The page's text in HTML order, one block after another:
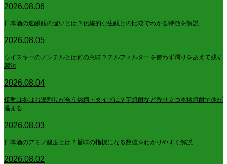
2026.08.06
日本酒の速醸酛の違いとは？伝統的な生酛との比較でわかる特徴を解説
2026.08.05
ウイスキーのノンチルとは何の意味？チルフィルターを使わず濁りをあえて残す
製法
2026.08.04
焼酎は冬はお湯割りが合う銘柄・タイプは？芋焼酎など香り立つ本格焼酎で体が
温まる
2026.08.03
日本酒のアミノ酸度とは？旨味の指標になる数値をわかりやすく解説
2026.08.02